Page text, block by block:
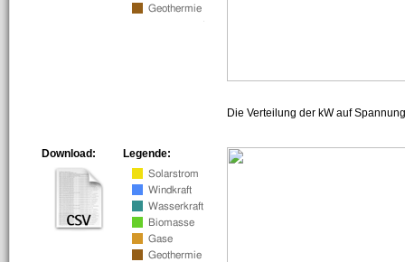
Die Verteilung der kW auf
Legende:
Download: